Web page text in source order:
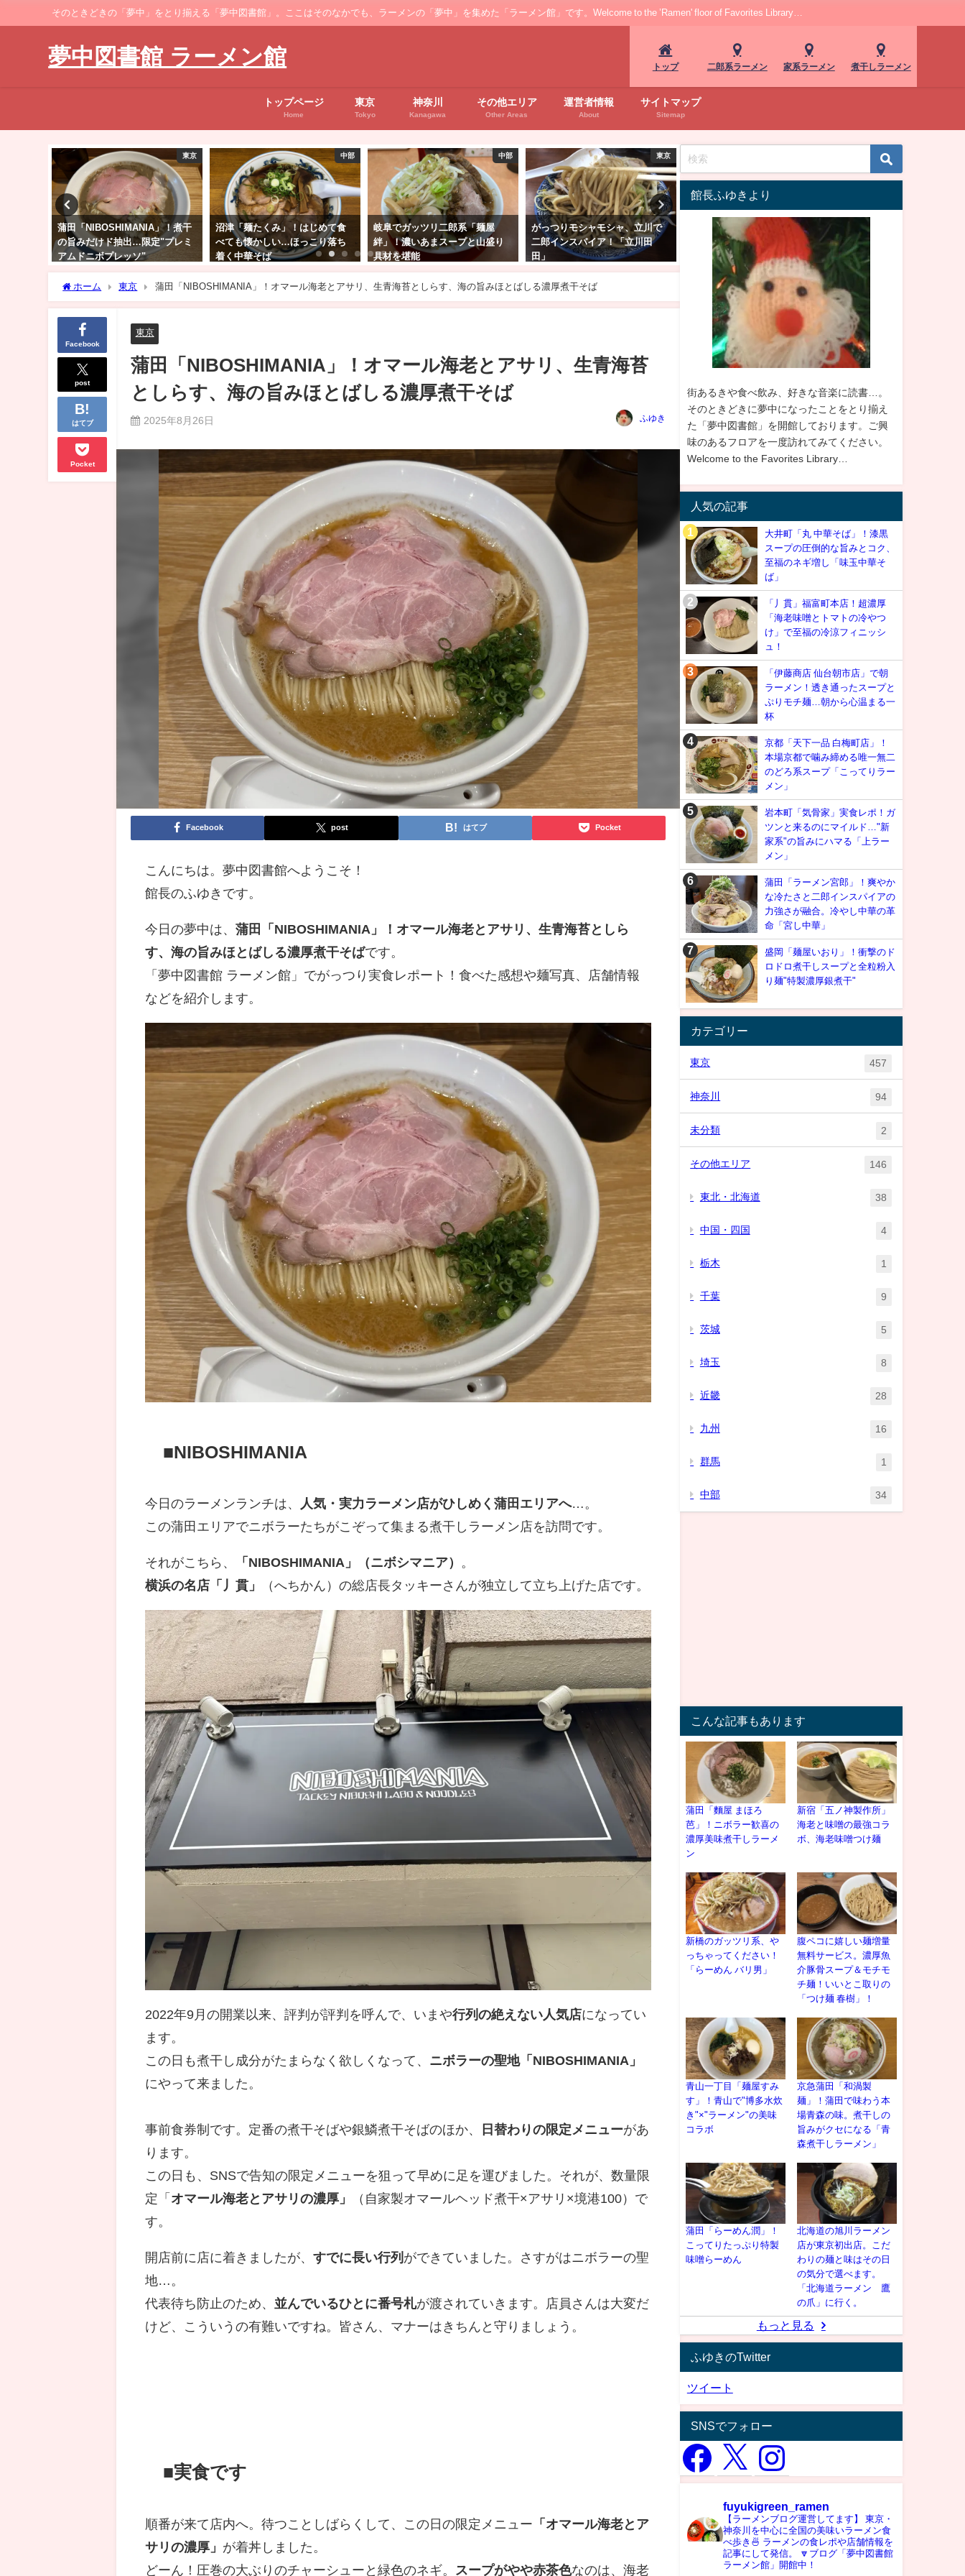
そのときどきの「夢中」をとり揃える「夢中図書館」。ここはそのなかでも、ラーメンの「夢中」を集めた「ラーメン館」です。Welcome to the ’Ramen' floor of Favorites Library…
夢中図書館 ラーメン館 トップ 二郎系ラーメン 家系ラーメン 煮干しラーメン
トップページ
Home
東京
Tokyo
神奈川
Kanagawa
その他エリア
Other Areas
運営者情報
About
サイトマップ
Sitemap
中部
沼津「麺たくみ」！はじめて食
べても懐かしい…ほっこり落ち
着く中華そば
中部
岐阜でガッツリ二郎系「麺屋
絆」！濃いあまスープと山盛り
具材を堪能
東京
がっつりモシャモシャ、立川で
二郎インスパイア！「立川田
田」
東北・北海道
「伊藤商店 仙台朝市店」で朝ラ
ーメン！透き通ったスープとぷ
りモチ麺…朝から心温まる一杯
実は日本一の浜松餃子！もやし
も気遣いもイイ。中華料理店
「五味八珍」。
芝浦「貝そば もぉむ」！芳
貝の旨みと力強い牛のコク
貝と牛の中華そば"
ホーム 東京 蒲田「NIBOSHIMANIA」！オマール海老とアサリ、生青海苔としらす、海の旨みほとばしる濃厚煮干そば
Facebook
post
はてブ
Pocket
東京
蒲田「NIBOSHIMANIA」！オマール海老とアサリ、生青海苔
としらす、海の旨みほとばしる濃厚煮干そば
2025年8月26日 ふゆき
Facebook post はてブ Pocket
こんにちは。夢中図書館へようこそ！
館長のふゆきです。
今日の夢中は、蒲田「NIBOSHIMANIA」！オマール海老とアサリ、生青海苔としら
す、海の旨みほとばしる濃厚煮干そばです。
「夢中図書館 ラーメン館」でがっつり実食レポート！食べた感想や麺写真、店舗情報
などを紹介します。
■NIBOSHIMANIA
今日のラーメンランチは、 人気・実力ラーメン店がひしめく蒲田エリアへ…。
この蒲田エリアでニボラーたちがこぞって集まる煮干しラーメン店を訪問です。
それがこちら、 「NIBOSHIMANIA」（ニボシマニア） 。
横浜の名店「丿貫」
（へちかん）の総店長タッキーさんが独立して立ち上げた店です。
2022年9月の開業以来、評判が評判を呼んで、いまや行列の絶えない人気店になってい
ます。
この日も煮干し成分がたまらなく欲しくなって、 ニボラーの聖地「NIBOSHIMANIA」
にやって来ました。
事前食券制です。定番の煮干そばや銀鱗煮干そばのほか、 日替わりの限定メニューがあ
ります。
この日も、SNSで告知の限定メニューを狙って早めに足を運びました。それが、数量限
定「 オマール海老とアサリの濃厚」
（自家製オマールヘッド煮干×アサリ×境港100）で
す。
開店前に店に着きましたが、すでに長い行列 ができていました。さすがはニボラーの聖
地…。
代表待ち防止のため、 並んでいるひとに番号札が渡されていきます。店員さんは大変だ
けど、こういうの有難いですね。皆さん、マナーはきちんと守りましょう。
■実食です
順番が来て店内へ。待つことしばらくして、この日の限定メニュー 「オマール海老とア
サリの濃厚」 が着丼しました。
どーん！圧巻の大ぶりのチャーシューと緑色のネギ。 スープがやや赤茶色なのは、海老
館長ふゆきより
街あるきや食べ飲み、好きな音楽に読書…。
そのときどきに夢中になったことをとり揃え
た「夢中図書館」を開館しております。ご興
味のあるフロアを一度訪れてみてください。
Welcome to the Favorites Library…
人気の記事
大井町「丸 中華そば」！漆黒
スープの圧倒的な旨みとコク、
至福のネギ増し「味玉中華そ
ば」
「丿貫」福富町本店！超濃厚
「海老味噌とトマトの冷やつ
け」で至福の冷涼フィニッシ
ュ！
「伊藤商店 仙台朝市店」で朝
ラーメン！透き通ったスープと
ぷりモチ麺…朝から心温まる一
杯
京都「天下一品 白梅町店」！
本場京都で噛み締める唯一無二
のどろ系スープ「こってりラー
メン」
岩本町「気骨家」実食レポ！ガ
ツンと来るのにマイルド…"新
家系"の旨みにハマる「上ラー
メン」
蒲田「ラーメン宮郎」！爽やか
な冷たさと二郎インスパイアの
力強さが融合。冷やし中華の革
命「宮し中華」
盛岡「麺屋いおり」！衝撃のド
ロドロ煮干しスープと全粒粉入
り麺"特製濃厚銀煮干"
カテゴリー
東京 457
神奈川 94
未分類 2
その他エリア 146
東北・北海道 38
中国・四国 4
栃木 1
千葉 9
茨城 5
埼玉 8
近畿 28
九州 16
群馬 1
中部 34
こんな記事もあります
蒲田「麵屋 まほろ
芭」！ニボラー歓喜の
濃厚美味煮干しラーメ
ン
新宿「五ノ神製作所」
海老と味噌の最強コラ
ボ、海老味噌つけ麺
新橋のガッツリ系、や
っちゃってください！
「らーめん バリ男」
腹ペコに嬉しい麺増量
無料サービス。濃厚魚
介豚骨スープ＆モチモ
チ麺！いいとこ取りの
「つけ麺 春樹」！
青山一丁目「麺屋すみ
す」！青山で"博多水炊
き"×"ラーメン"の美味
コラボ
京急蒲田「和渦製
麺」！蒲田で味わう本
場青森の味。煮干しの
旨みがクセになる「青
森煮干しラーメン」
蒲田「らーめん潤」！
こってりたっぷり特製
味噌らーめん
北海道の旭川ラーメン
店が東京初出店。こだ
わりの麺と味はその日
の気分で選べます。
「北海道ラーメン 鷹
の爪」に行く。
もっと見る
ふゆきのTwitter
ツイート
SNSでフォロー
fuyukigreen_ramen
【ラーメンブログ運営してます】
東京・
神奈川を中心に全国の美味いラーメン食
べ歩き🍜 ラーメンの食レポや店舗情報を
記事にして発信。
🔽ブログ「夢中図書館
ラーメン館」開館中！